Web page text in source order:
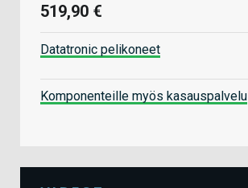
519,90 €
Datatronic pelikoneet
Komponenteille myös kasauspalvelu